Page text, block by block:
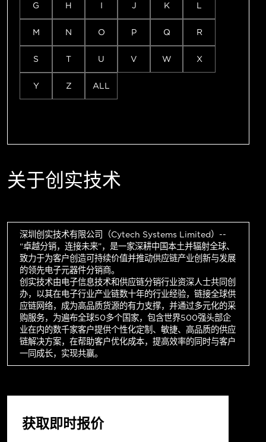
G H I J K L
M N O P Q R
S T U V W X
Y Z ALL
关于创实技术
深圳创实技术有限公司（Cytech Systems Limited）--
“卓越分销，连接未来”，是一家深耕中国本土并辐射全球、
致力于为客户创造可持续价值并推动供应链产业创新与发展
的领先电子元器件分销商。
创实技术由电子信息技术和供应链分销行业资深人士共同创
办，以其在电子行业产业链数十年的行业经验，链接全球供
应链网络，成为高品质货源的有力支撑，并通过多元化的采
购服务，为遍布全球50多个国家，包含世界500强头部企
业在内的数千家客户提供个性化定制、敏捷、高品质的供应
链解决方案，在帮助客户优化成本，提高效率的同时与客户
一同成长，实现共赢。
获取即时报价